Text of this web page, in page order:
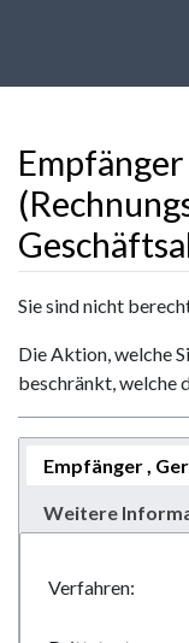
Wechseln zu:
Sie sind nicht
Die Aktion, welche
beschränkt, welche
Empfänger ,
Weitere
Verfahren: